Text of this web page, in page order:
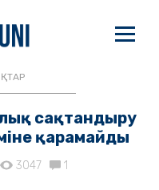
сақтандыру
қарамайды
3047 1